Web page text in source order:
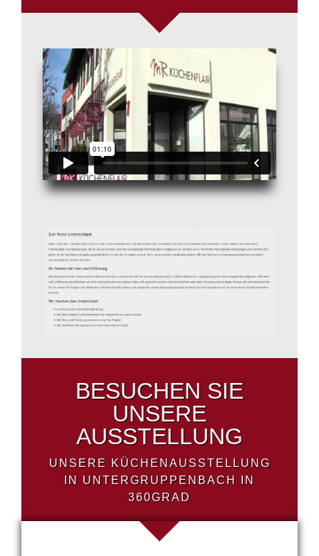
BESUCHEN SIE
UNSERE
AUSSTELLUNG
UNSERE KÜCHENAUSSTELLUNG
IN UNTERGRUPPENBACH IN
360GRAD